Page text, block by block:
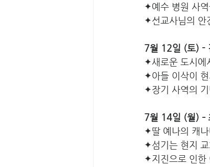
✦예수 병원 사
✦선교사님의 안
7월 12일 (토) -
✦새로운 도시에
✦아들 이삭이
✦장기 사역의
7월 14일 (월) –
✦딸 예나의 캐
✦섬기는 현지
✦지진으로 인한